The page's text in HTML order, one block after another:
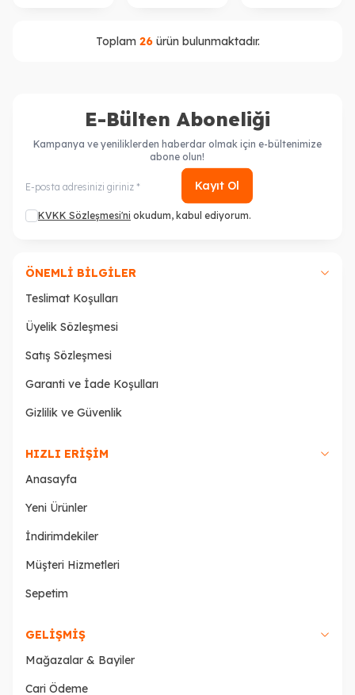
Toplam 26ürün bulunmaktadır.
E-Bülten Aboneliği
Kampanya ve yeniliklerden haberdar olmak için e-bültenimize
abone olun!
Kayıt Ol
KVKK Sözleşmesi'ni okudum, kabul ediyorum.
ÖNEMLI BILGILER
Teslimat Koşulları
Üyelik Sözleşmesi
Satış Sözleşmesi
Garanti ve İade Koşulları
Gizlilik ve Güvenlik
HIZLI ERIŞIM
Anasayfa
Yeni Ürünler
İndirimdekiler
Müşteri Hizmetleri
Sepetim
GELIŞMIŞ
Mağazalar & Bayiler
Cari Ödeme